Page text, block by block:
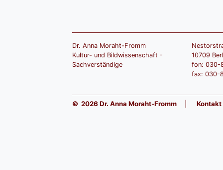
Dr. Anna Moraht-Fromm
Kultur- und Bildwissenschaft -
Sachverständige
10709
fon: 030-
fax: 030-
© 2026 Dr. Anna Moraht-Fromm Kontakt